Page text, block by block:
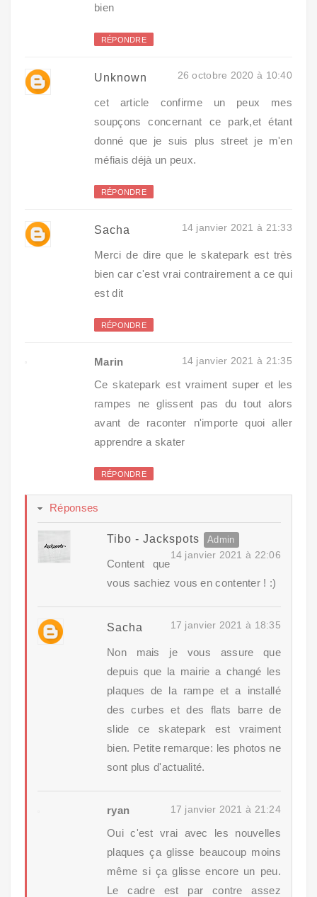
bien
RÉPONDRE
Unknown 26 octobre 2020 à 10:40
cet article confirme un peux mes
soupçons concernant ce park,et étant
donné que je suis plus street je m'en
méfiais déjà un peux.
RÉPONDRE
Sacha 14 janvier 2021 à 21:33
Merci de dire que le skatepark est très
bien car c'est vrai contrairement a ce qui
est dit
RÉPONDRE
Marin 14 janvier 2021 à 21:35
Ce skatepark est vraiment super et les
rampes ne glissent pas du tout alors
avant de raconter n'importe quoi aller
apprendre a skater
RÉPONDRE
Réponses
Tibo - Jackspots
14 janvier 2021 à 22:06
Content que
vous sachiez vous en contenter ! :)
Sacha 17 janvier 2021 à 18:35
Non mais je vous assure que
depuis que la mairie a changé les
plaques de la rampe et a installé
des curbes et des flats barre de
slide ce skatepark est vraiment
bien. Petite remarque: les photos ne
sont plus d'actualité.
ryan 17 janvier 2021 à 21:24
Oui c'est vrai avec les nouvelles
plaques ça glisse beaucoup moins
même si ça glisse encore un peu.
Le cadre est par contre assez